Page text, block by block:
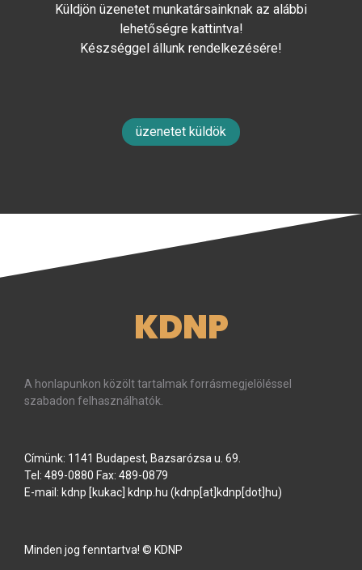
Küldjön üzenetet munkatársainknak az alábbi
lehetőségre kattintva!
Készséggel állunk rendelkezésére!
üzenetet küldök
KDNP
A honlapunkon közölt tartalmak forrásmegjelöléssel
szabadon felhasználhatók.
Címünk: 1141 Budapest, Bazsarózsa u. 69.
Tel: 489-0880 Fax: 489-0879
E-mail: kdnp [kukac] kdnp hu (kdnp[at]kdnp[dot]hu)
Minden jog fenntartva! © KDNP